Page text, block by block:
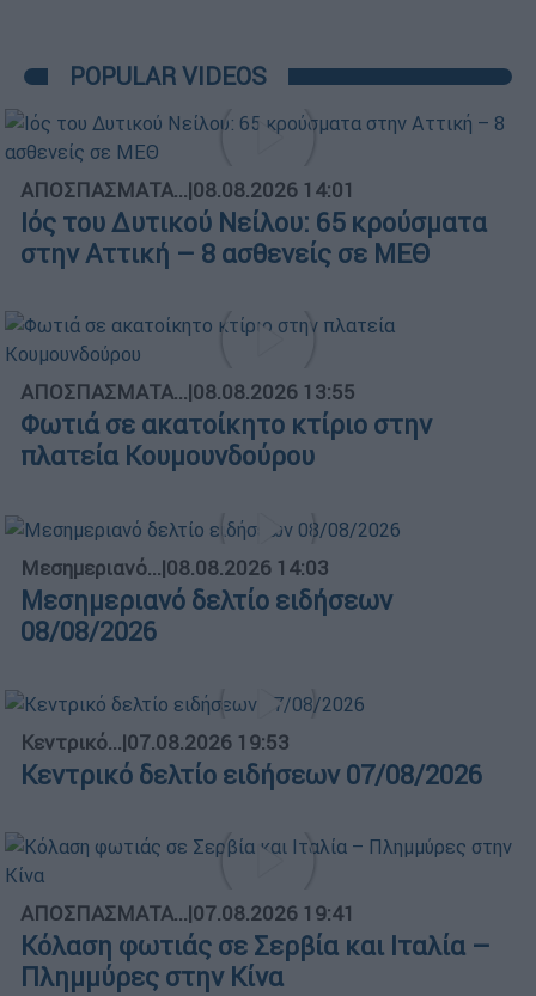
POPULAR VIDEOS
ΑΠΟΣΠΑΣΜΑΤΑ...|08.08.2026 14:01
Ιός του Δυτικού Νείλου: 65 κρούσματα
στην Αττική – 8 ασθενείς σε ΜΕΘ
ΑΠΟΣΠΑΣΜΑΤΑ...|08.08.2026 13:55
Φωτιά σε ακατοίκητο κτίριο στην
πλατεία Κουμουνδούρου
Μεσημεριανό...|08.08.2026 14:03
Μεσημεριανό δελτίο ειδήσεων
08/08/2026
Κεντρικό...|07.08.2026 19:53
Κεντρικό δελτίο ειδήσεων 07/08/2026
ΑΠΟΣΠΑΣΜΑΤΑ...|07.08.2026 19:41
Κόλαση φωτιάς σε Σερβία και Ιταλία –
Πλημμύρες στην Κίνα